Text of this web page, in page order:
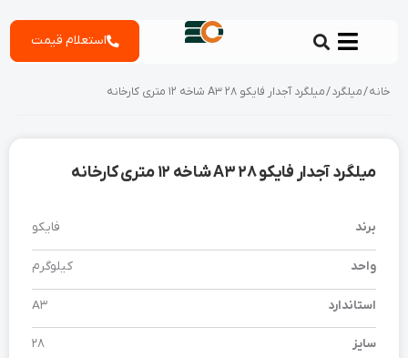
استعلام قیمت
خانه/میلگرد/ میلگرد آجدار فایکو 28 A3 شاخه 12 متری کارخانه
میلگرد آجدار فایکو 28 A3 شاخه 12 متری کارخانه
برند فایکو
واحد کیلوگرم
استاندارد A3
سایز 28